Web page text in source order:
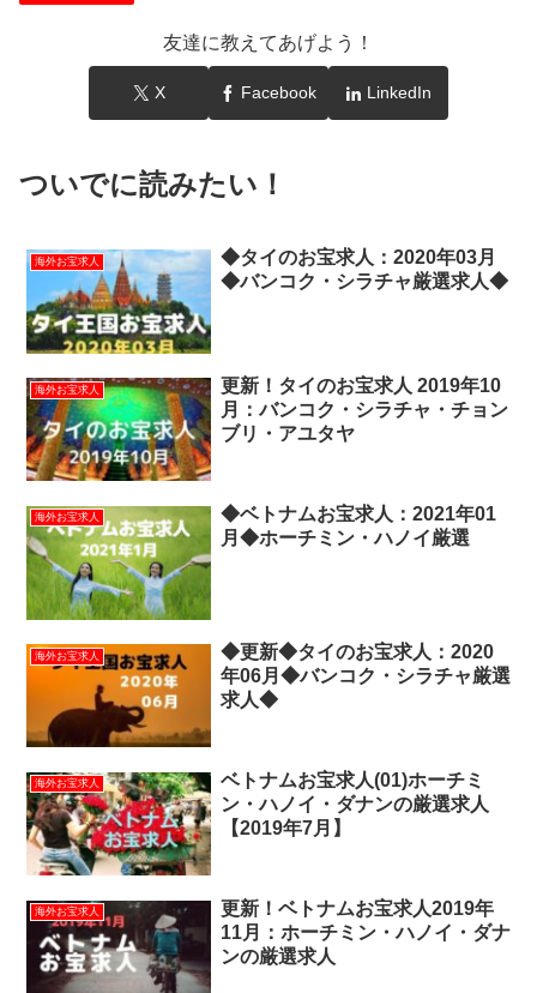
友達に教えてあげよう！
X Facebook LinkedIn
ついでに読みたい！
海外お宝求人
◆タイのお宝求人：2020年03月
◆バンコク・シラチャ厳選求人◆
海外お宝求人
更新！タイのお宝求人 2019年10
月：バンコク・シラチャ・チョン
ブリ・アユタヤ
海外お宝求人
◆ベトナムお宝求人：2021年01
月◆ホーチミン・ハノイ厳選
海外お宝求人
◆更新◆タイのお宝求人：2020
年06月◆バンコク・シラチャ厳選
求人◆
海外お宝求人
ベトナムお宝求人(01)ホーチミ
ン・ハノイ・ダナンの厳選求人
【2019年7月】
海外お宝求人
更新！ベトナムお宝求人2019年
11月：ホーチミン・ハノイ・ダナ
ンの厳選求人